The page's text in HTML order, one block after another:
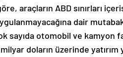
araçların ABD sınırları
dair
sayıda otomobil ve kamyon
doların üzerinde yatırım